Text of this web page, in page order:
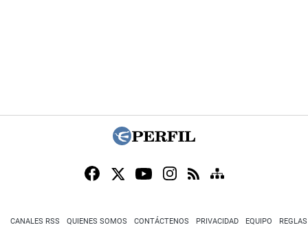
CANALES RSS QUIENES SOMOS CONTÁCTENOS PRIVACIDAD EQUIPO